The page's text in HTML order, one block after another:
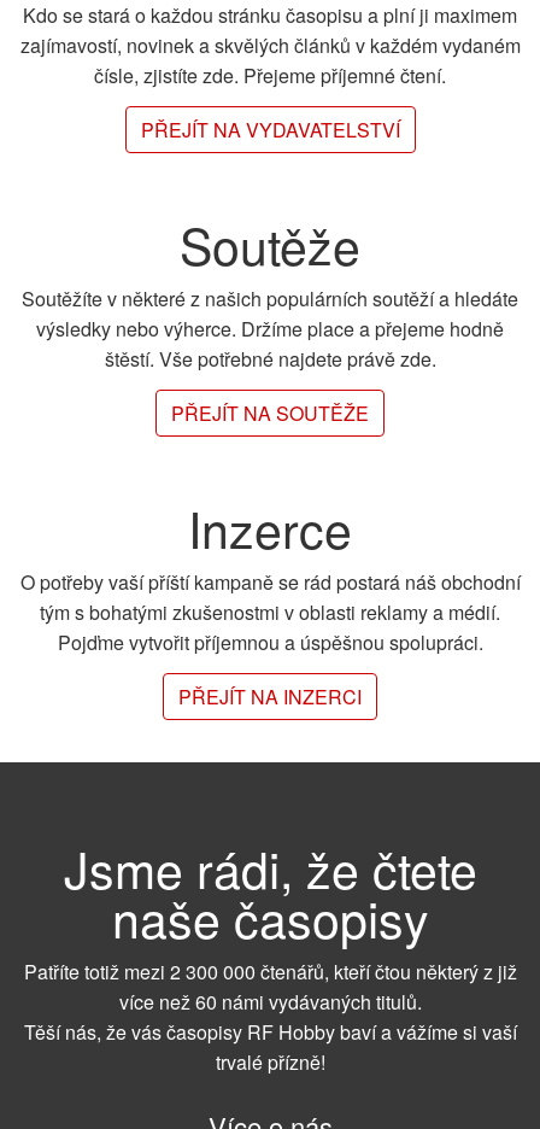
Kdo se stará o každou stránku časopisu a plní ji maximem
zajímavostí, novinek a skvělých článků v každém vydaném
čísle, zjistíte zde. Přejeme příjemné čtení.
PŘEJÍT NA VYDAVATELSTVÍ
Soutěže
Soutěžíte v některé z našich populárních soutěží a hledáte
výsledky nebo výherce. Držíme place a přejeme hodně
štěstí. Vše potřebné najdete právě zde.
PŘEJÍT NA SOUTĚŽE
Inzerce
O potřeby vaší příští kampaně se rád postará náš obchodní
tým s bohatými zkušenostmi v oblasti reklamy a médií.
Pojďme vytvořit příjemnou a úspěšnou spolupráci.
PŘEJÍT NA INZERCI
Jsme rádi, že čtete
naše časopisy
Patříte totiž mezi 2 300 000 čtenářů, kteří čtou některý z již
více než 60 námi vydávaných titulů.
Těší nás, že vás časopisy RF Hobby baví a vážíme si vaší
trvalé přízně!